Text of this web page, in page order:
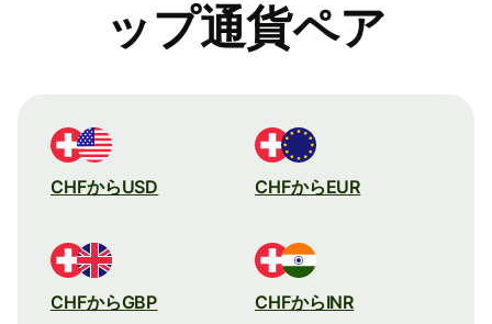
ップ通貨ペア
CHFからUSD CHFからEUR
CHFからGBP CHFからINR